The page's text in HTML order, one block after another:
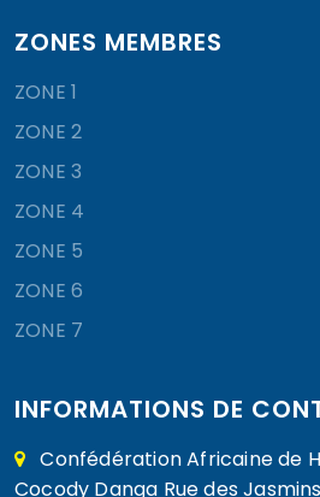
ZONES MEMBRES
ZONE 1
ZONE 2
ZONE 3
ZONE 4
ZONE 5
ZONE 6
ZONE 7
INFORMATIONS DE
Confédération Africaine de
Cocody Danga Rue des